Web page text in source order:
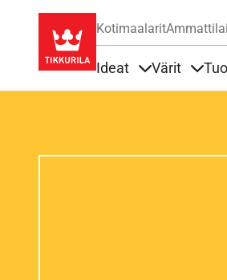
Kotimaalarit
Ideat Värit